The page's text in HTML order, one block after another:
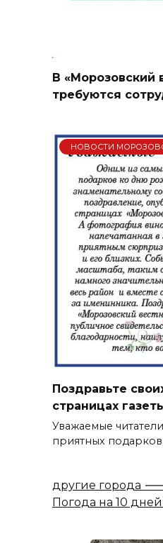
В «Морозовский
требуются
НОВОСТИ
Поздравьте
страницах
Уважаемые
приятных подарков
другие города
Погода на 10